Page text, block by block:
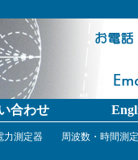
合わせ
力測定器 周波数・時間測